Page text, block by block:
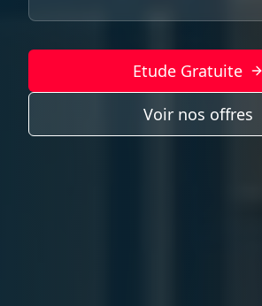
Etude Gratuite
Voir nos offres